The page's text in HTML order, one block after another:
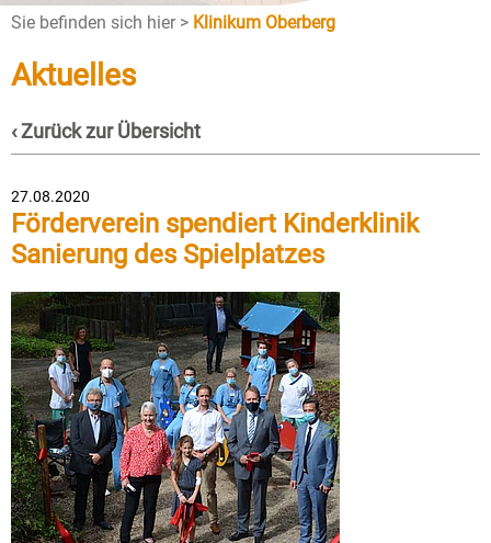
Sie befinden sich hier > Klinikum Oberberg
Aktuelles
‹ Zurück zur Übersicht
27.08.2020
Förderverein spendiert Kinderklinik
Sanierung des Spielplatzes